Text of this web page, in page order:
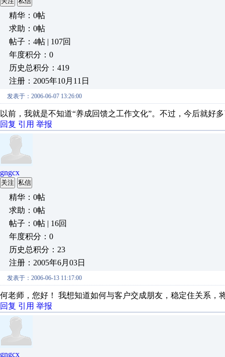
精华：0帖
求助：0帖
帖子：4帖 | 107回
年度积分：0
历史总积分：419
注册：2005年10月11日
发表于：2006-06-07 13:26:00
以前，我就是不知道“养成回馈之工作文化”。不过，今后就好
回复 引用 举报
gngcx
关注 私信
精华：0帖
求助：0帖
帖子：0帖 | 16回
年度积分：0
历史总积分：23
注册：2005年6月03日
发表于：2006-06-13 11:17:00
何老师，您好！ 我想知道如何与客户交成朋友，稳定住关系，
回复 引用 举报
gngcx